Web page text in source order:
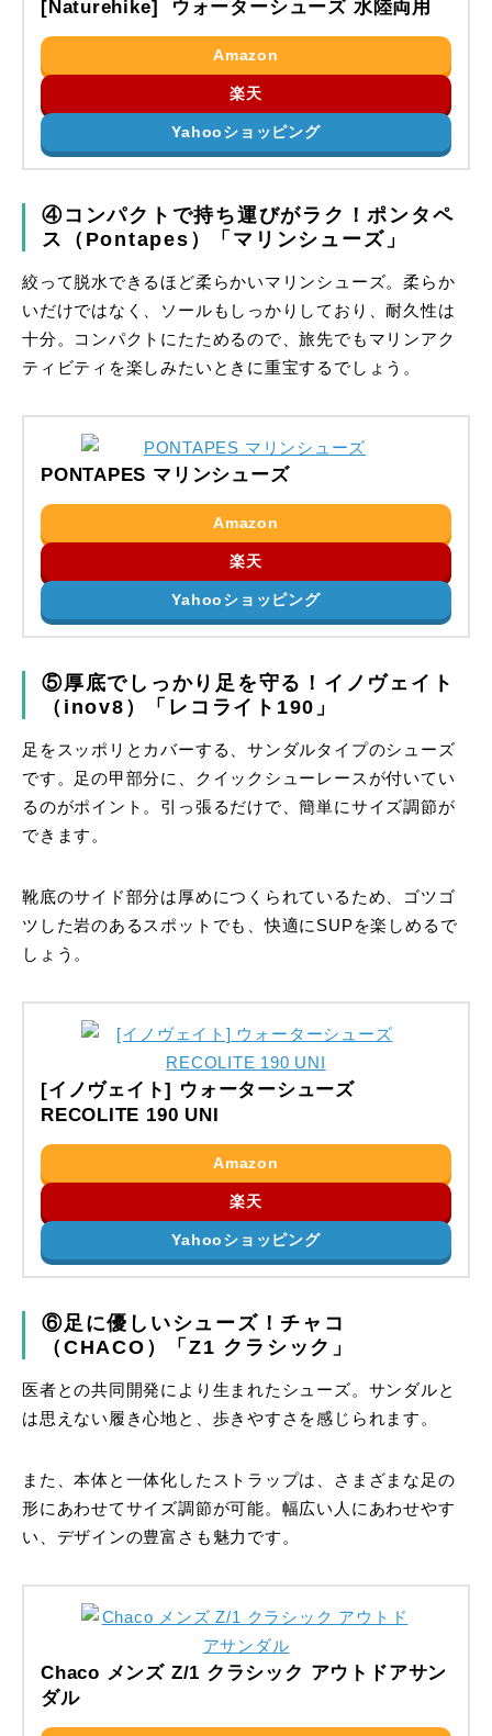
[Naturehike] ウォーターシューズ 水陸両用
Amazon
楽天
Yahooショッピング
④コンパクトで持ち運びがラク！ポンタペ
ス（Pontapes）「マリンシューズ」
絞って脱水できるほど柔らかいマリンシューズ。柔らか
いだけではなく、ソールもしっかりしており、耐久性は
十分。コンパクトにたためるので、旅先でもマリンアク
ティビティを楽しみたいときに重宝するでしょう。
PONTAPES マリンシューズ
Amazon
楽天
Yahooショッピング
⑤厚底でしっかり足を守る！イノヴェイト
（inov8）「レコライト190」
足をスッポリとカバーする、サンダルタイプのシューズ
です。足の甲部分に、クイックシューレースが付いてい
るのがポイント。引っ張るだけで、簡単にサイズ調節が
できます。
靴底のサイド部分は厚めにつくられているため、ゴツゴ
ツした岩のあるスポットでも、快適にSUPを楽しめるで
しょう。
[イノヴェイト] ウォーターシューズ
RECOLITE 190 UNI
Amazon
楽天
Yahooショッピング
⑥足に優しいシューズ！チャコ
（CHACO）「Z1 クラシック」
医者との共同開発により生まれたシューズ。サンダルと
は思えない履き心地と、歩きやすさを感じられます。
また、本体と一体化したストラップは、さまざまな足の
形にあわせてサイズ調節が可能。幅広い人にあわせやす
い、デザインの豊富さも魅力です。
Chaco メンズ Z/1 クラシック アウトドアサン
ダル